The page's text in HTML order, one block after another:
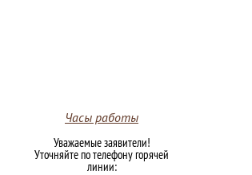
Часы работы
Уважаемые заявители!
Уточняйте по телефону горячей
линии: